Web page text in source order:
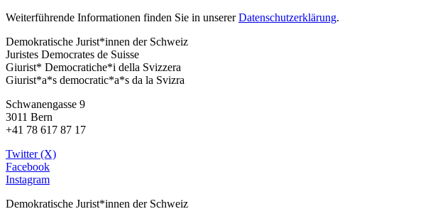
Weiterführende Informationen finden Sie in unsererDatenschutzerklärung.
Demokratische Jurist*innen der Schweiz
Juristes Democrates de Suisse
Giurist* Democratiche*i della Svizzera
Giurist*a*s democratic*a*s da la Svizra
Schwanengasse 9
3011 Bern
+41 78 617 87 17
Twitter (X)
Facebook
Instagram
Demokratische Jurist*innen der Schweiz